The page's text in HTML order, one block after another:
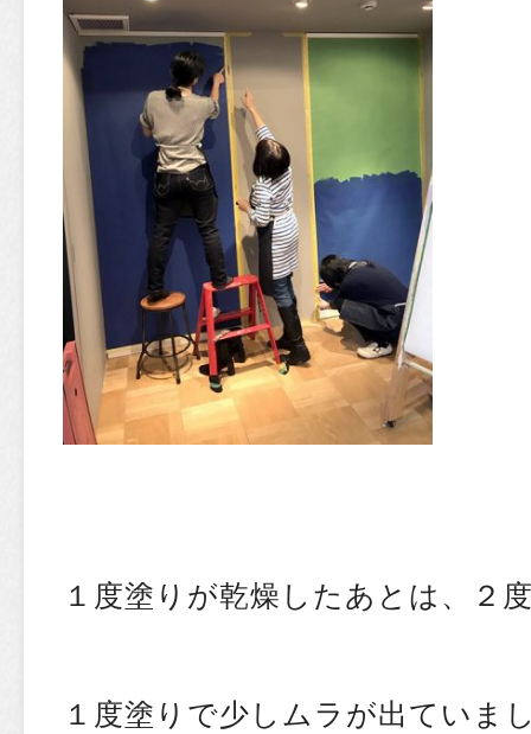
１度塗りが乾燥したあとは、２
１度塗りで少しムラが出ていま